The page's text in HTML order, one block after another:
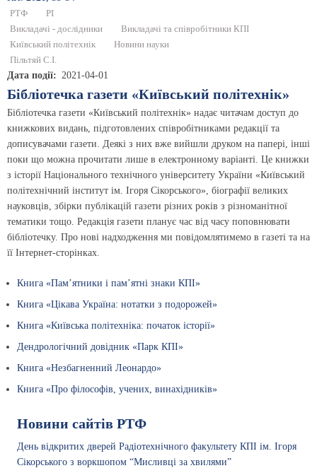
РТФ
РІ
Викладачі - дослідники
Викладачі та співробітники КПІ
Київський політехнік
Новини науки
Пільтяй С.І.
Дата події 2021-04-01
Бібліотечка газети «Київський політехнік»
Бібліотечка газети «Київський політехнік» надає читачам доступ до
книжкових видань, підготовлених співробітниками редакції та
дописувачами газети. Деякі з них вже вийшли друком на папері, інші
поки що можна прочитати лише в електронному варіанті. Це книжки
з історії Національного технічного університету України «Київський
політехнічний інститут ім. Ігоря Сікорського», біографії великих
науковців, збірки публікацій газети різних років з різноманітної
тематики тощо. Редакція газети планує час від часу поповнювати
бібліотечку. Про нові надходження ми повідомлятимемо в газеті та на
її Інтернет-сторінках.
Книга «Пам’ятники і пам’ятні знаки КПІ»
Книга «Цікава Україна: нотатки з подорожей»
Книга «Київська політехніка: початок історії»
Дендрологічний довідник «Парк КПІ»
Книга «Незбагненний Леонардо»
Книга «Про філософів, учених, винахідників»
Новини сайтів РТФ
День відкритих дверей Радіотехнічного факультету КПІ ім. Ігоря
Сікорського з воркшопом “Мисливці за хвилями”